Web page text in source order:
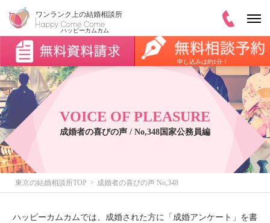
申し込みは約1分！
VOICE OF PLEASURE
成婚者の喜びの声 / No,348国家公務員編
東京の結婚相談所TOP 成婚者の喜びの声 No,348
ハッピーカムカムでは、成婚された方に「成婚アンケート」を書